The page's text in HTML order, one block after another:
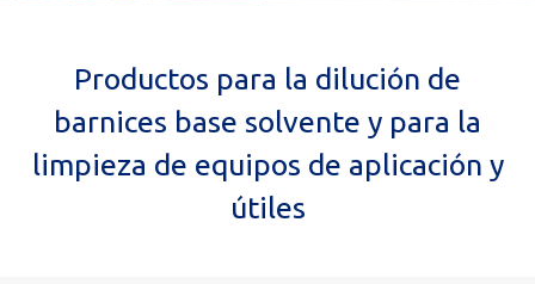
Productos para la dilución de
barnices base solvente y para la
limpieza de equipos de aplicación y
útiles